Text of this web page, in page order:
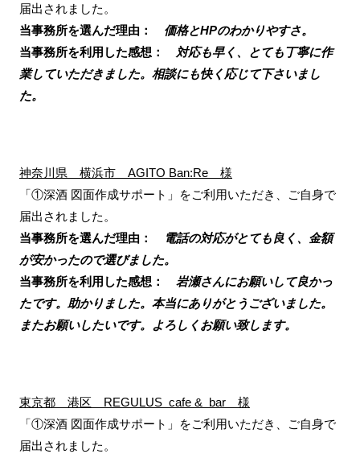
届出されました。
当事務所を選んだ理由：
価格とHPのわかりやすさ。
当事務所を利用した感想：
対応も早く、とても丁寧に作
業していただきました。相談にも快く応じて下さいまし
た。
神奈川県 横浜市 AGITO Ban:Re 様
「①深酒 図面作成サポート」をご利用いただき、ご自身で
届出されました。
当事務所を選んだ理由：
電話の対応がとても良く、金額
が安かったので選びました。
当事務所を利用した感想：
岩瀬さんにお願いして良かっ
たです。助かりました。本当にありがとうございました。
またお願いしたいです。よろしくお願い致します。
東京都 港区 REGULUS cafe & bar 様
「①深酒 図面作成サポート」をご利用いただき、ご自身で
届出されました。